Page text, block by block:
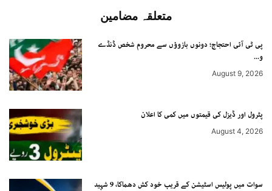
متعلقہ مضامین
پی ٹی آئی احتجاج؛ دونوں بازوؤں سے محروم شخص ڈنڈے
و...
August 9, 2026
پٹرول اور ڈیزل کی قیمتوں میں کمی کا اعلان
August 4, 2026
سوات میں پولیس اسٹیشن کے قریب خود کش دھماکا، 9 شہید